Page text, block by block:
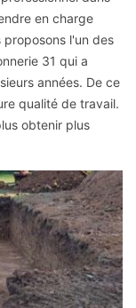
en charge
l'un des
31 qui a
années. De ce
qualité de travail.
obtenir plus